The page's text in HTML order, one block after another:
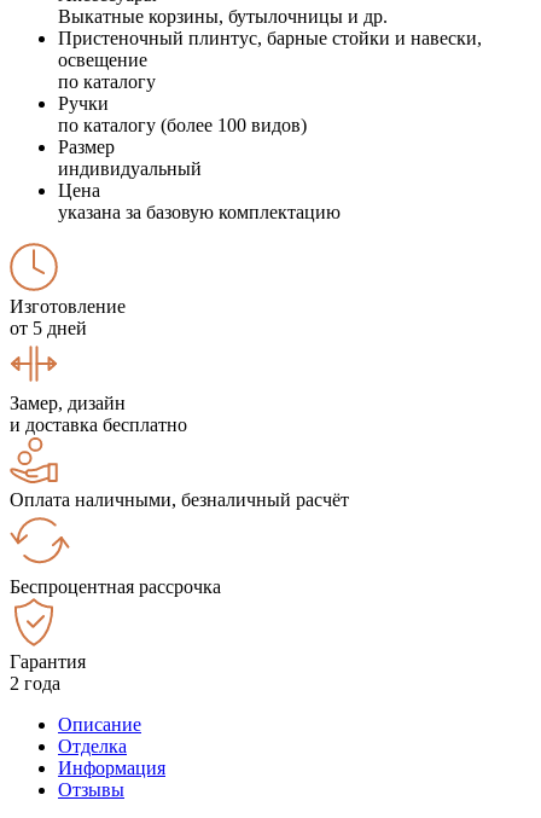
Выкатные корзины, бутылочницы и др.
Пристеночный плинтус, барные стойки и навески,
освещение
по каталогу
Ручки
по каталогу (более 100 видов)
Размер
индивидуальный
Цена
указана за базовую комплектацию
Изготовление
от 5 дней
Замер, дизайн
и доставка бесплатно
Оплата наличными, безналичный расчёт
Беспроцентная рассрочка
Гарантия
2 года
Описание
Отделка
Информация
Отзывы